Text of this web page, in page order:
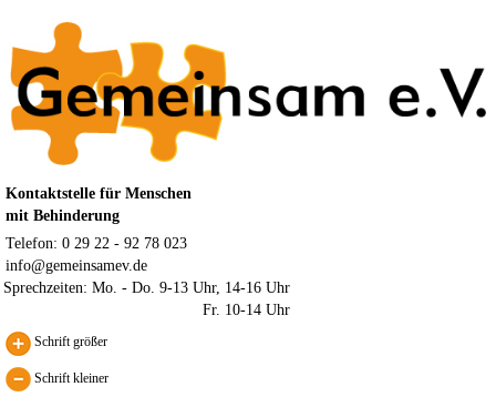
Kontaktstelle für Menschen
mit Behinderung
Telefon: 0 29 22 - 92 78 023
info@gemeinsamev.de
Sprechzeiten: Mo. - Do. 9-13 Uhr, 14-16 Uhr
Fr. 10-14 Uhr
Schrift größer
Schrift kleiner